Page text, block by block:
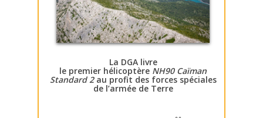
La DGA livre
le premier hélicoptère NH90 Caïman
Standard 2au profit des forces spéciales
de l’armée de Terre